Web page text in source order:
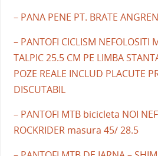
– PANA PENE PT. BRATE
– PANTOFI CICLISM NEFOLOSITI
TALPIC 25.5 CM PE LIMBA
POZE REALE INCLUD PLACUTE
DISCUTABIL
– PANTOFI MTB bicicleta NOI
ROCKRIDER masura 45/ 28.5